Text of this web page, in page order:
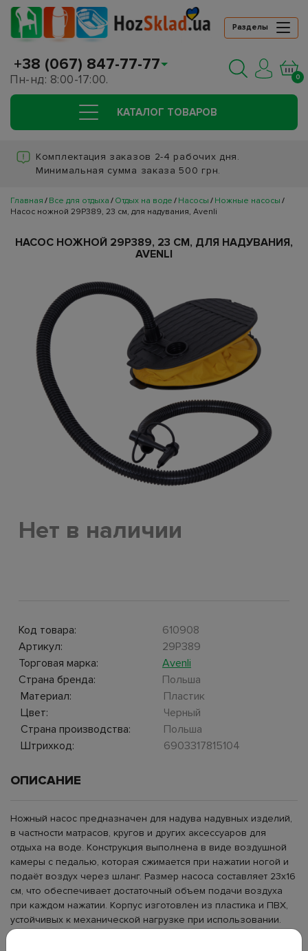
Разделы
+38 (067) 847-77-77
Пн-нд: 8:00-17:00. 0
КАТАЛОГ ТОВАРОВ
Комплектация заказов 2-4 рабочих дня.
Минимальная сумма заказа 500 грн.
Главная Все для отдыха Отдых на воде Насосы
Ножные насосы
Насос ножной 29P389, 23 см, для надувания, Avenli
НАСОС НОЖНОЙ 29P389, 23 СМ, ДЛЯ НАДУВАНИЯ,
AVENLI
Нет в наличии
Код товара:
610908
Артикул:
29P389
Торговая марка:
Avenli
Страна бренда:
Польша
Материал:
Пластик
Цвет:
Черный
Страна производства:
Польша
Штрихкод:
6903317815104
ОПИСАНИЕ
Ножный насос предназначен для надува надувных изделий,
в частности матрасов, кругов и других аксессуаров для
отдыха на воде. Конструкция выполнена в виде воздушной
камеры с педалью, которая сжимается при нажатии ногой и
подаёт воздух через шланг. Размер насоса составляет 23x16
см, что обеспечивает достаточный объем подачи воздуха
при каждом нажатии. Корпус изготовлен из пластика и ПВХ,
устойчивых к механической нагрузке при использовании.
Модель оснащена гибким шлангом и насадками для